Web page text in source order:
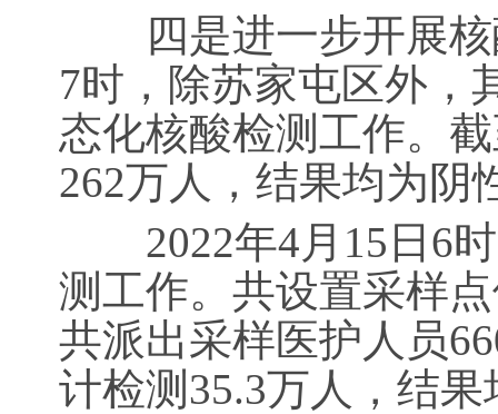
四是进一步开展核
7时，除苏家屯区外，
态化核酸检测工作。
262万人，结果均为阴
2022年4月15日6时
测工作。共设置采样
共派出采样医护人员
计检测35.3万人，结